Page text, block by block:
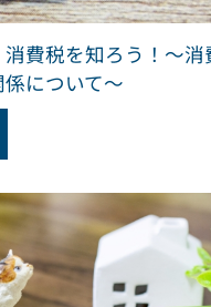
消費税を知ろう！～消
について～